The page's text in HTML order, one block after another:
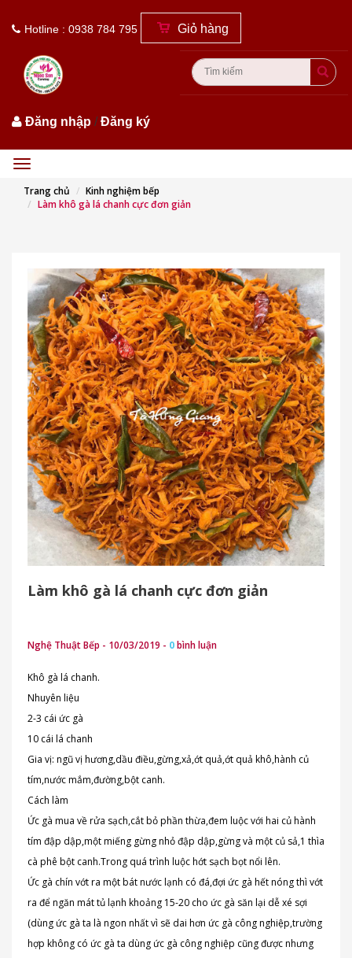
Hotline : 0938 784 795 Giỏ hàng
Đăng nhập /Đăng ký
Menu
Trang chủ
Kinh nghiệm bếp
Làm khô gà lá chanh cực đơn giản
Làm khô gà lá chanh cực đơn giản
Nghệ Thuật Bếp - 10/03/2019 - 0bình luận
Khô gà lá chanh.
Nhuyên liệu
2-3 cái ức gà
10 cái lá chanh
Gia vị: ngũ vị hương,dầu điều,gừng,xả,ớt quả,ớt quả khô,hành củ
tím,nước mắm,đường,bột canh.
Cách làm
Ức gà mua về rửa sạch,cắt bỏ phần thừa,đem luộc với hai củ hành
tím đập dập,một miếng gừng nhỏ đập dập,gừng và một củ sả,1 thìa
cà phê bột canh.Trong quá trình luộc hớt sạch bọt nổi lên.
Ức gà chín vớt ra một bát nước lạnh có đá,đợi ức gà hết nóng thì vớt
ra để ngăn mát tủ lạnh khoảng 15-20 cho ức gà săn lại dễ xé sợi
(dùng ức gà ta là ngon nhất vì sẽ dai hơn ức gà công nghiệp,trường
hợp không có ức gà ta dùng ức gà công nghiệp cũng được nhưng